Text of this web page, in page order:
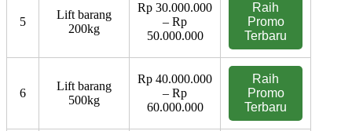
5
Lift barang
200kg
Rp 30.000.000
– Rp
50.000.000
Raih
Promo
Terbaru
6
Lift barang
500kg
Rp 40.000.000
– Rp
60.000.000
Raih
Promo
Terbaru